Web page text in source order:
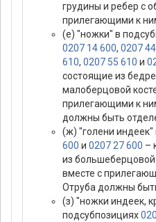
грудины и ребер с
прилегающими к
(е) "ножки" в
0207 14 600, 0207
610, 0207 55 610 и
состоящие из
малоберцовой
прилегающими к
должны быть
(ж) "голени индеек"
600 и 0207 27 600 –
из
вместе с
Отруба должны
(з) "ножки индеек,
подсубпозициях